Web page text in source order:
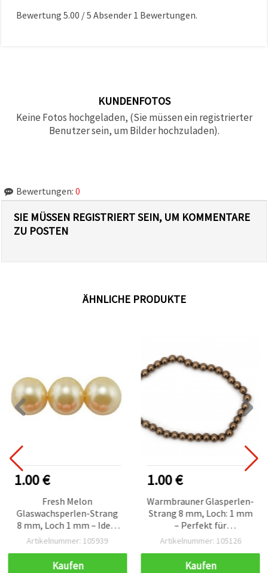
Bewertung 5.00 /5 Absender 1 Bewertungen.
KUNDENFOTOS
Keine Fotos hochgeladen, (Sie müssen ein registrierter
Benutzer sein, um Bilder hochzuladen).
Bewertungen: 0
SIE MÜSSEN REGISTRIERT SEIN, UM KOMMENTARE
ZU POSTEN
ÄHNLICHE PRODUKTE
1.00 €
Fresh Melon
Glaswachsperlen-Strang
8 mm, Loch 1 mm – Ideal
für Schmuckherstellung,
Basteln, ca. 80 cm (ca. 110
Artikelnummer: 105939
Kaufen
1.00 €
Warmbrauner Glasperlen-
Strang 8 mm, Loch: 1 mm
– Perfekt für
Schmuckherstellung,
Kreationen, ca. 80 cm (ca.
Artikelnummer: 105126
Kaufen